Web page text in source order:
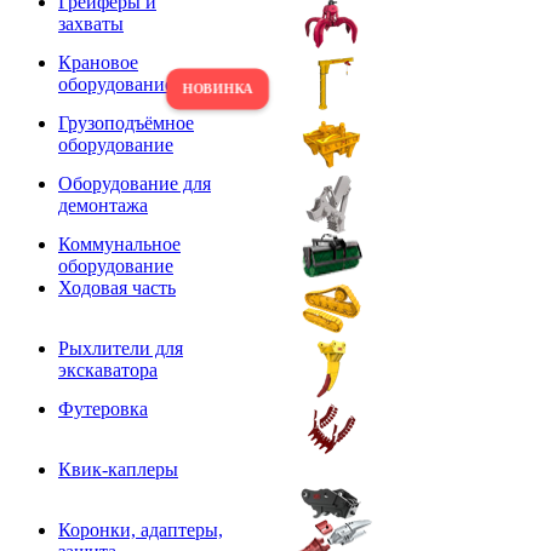
захваты
Крановое
оборудование
Грузоподъёмное
оборудование
Оборудование для
демонтажа
Коммунальное
оборудование
Ходовая часть
Рыхлители для
экскаватора
Футеровка
Квик-каплеры
Коронки, адаптеры,